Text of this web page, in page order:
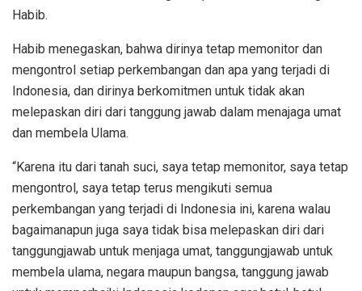
Habib.
Habib menegaskan, bahwa dirinya tetap memonitor dan
mengontrol setiap perkembangan dan apa yang terjadi di
Indonesia, dan dirinya berkomitmen untuk tidak akan
melepaskan diri dari tanggung jawab dalam menajaga umat
dan membela Ulama.
“Karena itu dari tanah suci, saya tetap memonitor, saya tetap
mengontrol, saya tetap terus mengikuti semua
perkembangan yang terjadi di Indonesia ini, karena walau
bagaimanapun juga saya tidak bisa melepaskan diri dari
tanggungjawab untuk menjaga umat, tanggungjawab untuk
membela ulama, negara maupun bangsa, tanggung jawab